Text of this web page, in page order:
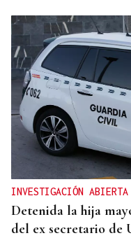
INVESTIGACIÓN ABIERTA
Detenida la hija
del ex secretario de